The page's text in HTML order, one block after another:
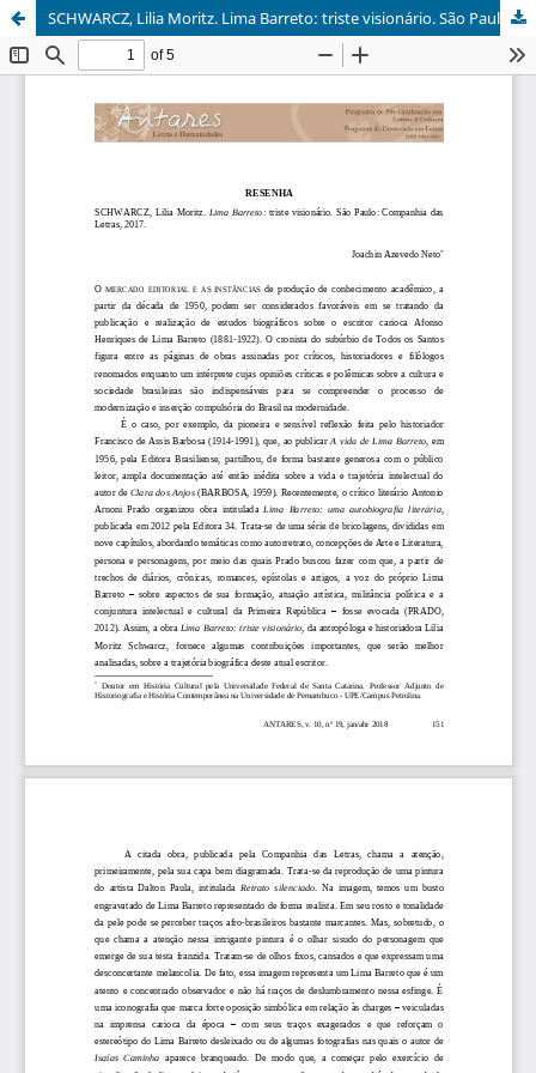
SCHWARCZ, Lilia Moritz. Lima Barreto: triste visionário. São Paulo: Companhia das Letras, 2017.